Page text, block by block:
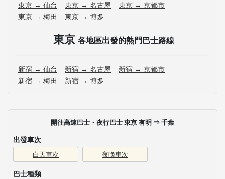
東京 → 仙台 東京 → 名古屋
東京 → 京都市
東京 → 梅田
東京 → 博多
東京 各地區出發的熱門巴士路線
新宿 → 仙台 新宿 → 名古屋
新宿 → 京都市
新宿 → 梅田
新宿 → 博多
開往高速巴士・夜行巴士 東京 有明 ⇒ 千葉
出發車次
白天車次 夜晚車次
巴士種類